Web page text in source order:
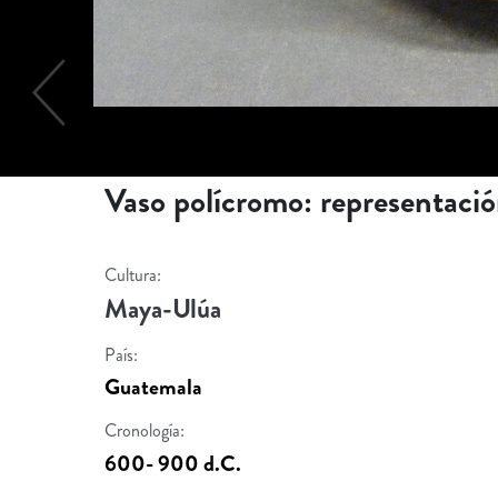
Vaso polícromo:
Cultura:
Maya-Ulúa
País:
Guatemala
Cronología:
600- 900 d.C.